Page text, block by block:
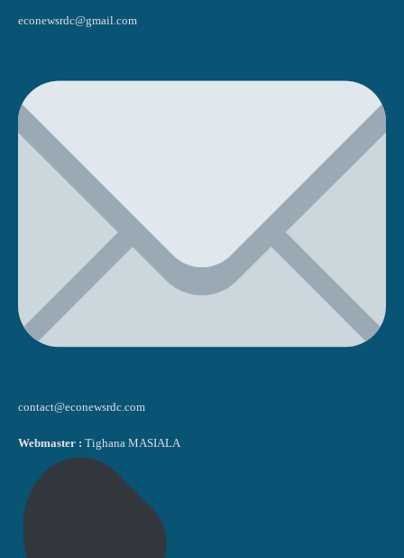
econewsrdc@gmail.com
contact@econewsrdc.com
Webmaster : Tighana MASIALA